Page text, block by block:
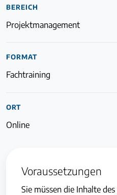
BEREICH
Projektmanagement
FORMAT
Fachtraining
ORT
Online
Voraussetzungen
Sie müssen die Inhalte des